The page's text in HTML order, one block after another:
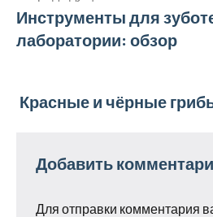
Навигация
по
Инструменты для
лаборатории: обзор
Красные и чёрные
Добавить
Для отправки комментария